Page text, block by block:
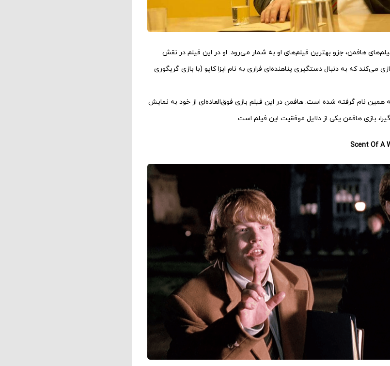
هافمن، جزو بهترین فیلم‌های او به شمار می‌رود. او در این فیلم در نقش
می‌کند که به دنبال دستگیری پناهنده‌ای فراری به نام ایزا کاپو (با بازی گریگوری
همین نام گرفته شده است. هافمن در این فیلم بازی فوق‌العاده‌ای از خود به نمایش
بازی هافمن یکی از دلایل موفقیت این فیلم است.